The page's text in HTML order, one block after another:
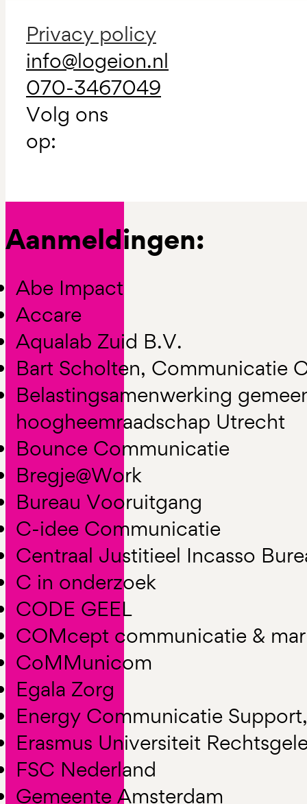
Privacy policy
info@logeion.nl
070-3467049
Volg ons
op:
Aanmeldingen:
Abe Impact
Accare
Aqualab Zuid B.V.
Bart Scholten, Communicatie
Belastingsamenwerking
hoogheemraadschap Utrecht
Bounce Communicatie
Bregje@Work
Bureau Vooruitgang
C-idee Communicatie
Centraal Justitieel Incasso
C in onderzoek
CODE GEEL
COMcept communicatie &
CoMMunicom
Egala Zorg
Energy Communicatie
Erasmus Universiteit
FSC Nederland
Gemeente Amsterdam